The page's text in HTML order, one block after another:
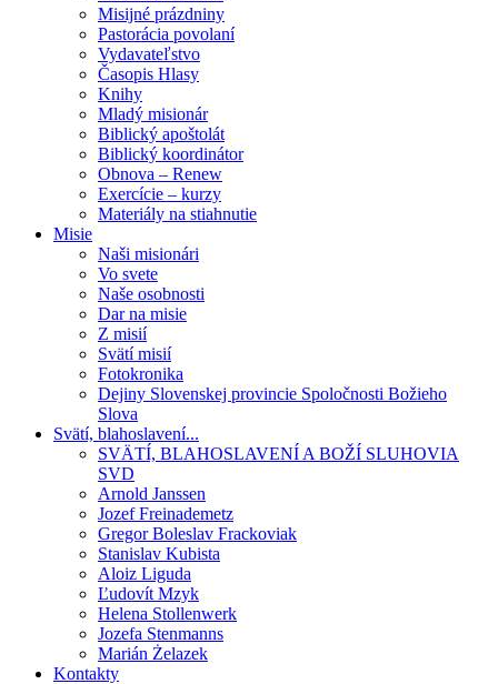
Misijné prázdniny
Pastorácia povolaní
Vydavateľstvo
Časopis Hlasy
Knihy
Mladý misionár
Biblický apoštolát
Biblický koordinátor
Obnova – Renew
Exercície – kurzy
Materiály na stiahnutie
Misie
Naši misionári
Vo svete
Naše osobnosti
Dar na misie
Z misií
Svätí misií
Fotokronika
Dejiny Slovenskej provincie Spoločnosti Božieho
Slova
Svätí, blahoslavení...
SVÄTÍ, BLAHOSLAVENÍ A BOŽÍ SLUHOVIA
SVD
Arnold Janssen
Jozef Freinademetz
Gregor Boleslav Frackoviak
Stanislav Kubista
Aloiz Liguda
Ľudovít Mzyk
Helena Stollenwerk
Jozefa Stenmanns
Marián Żelazek
Kontakty